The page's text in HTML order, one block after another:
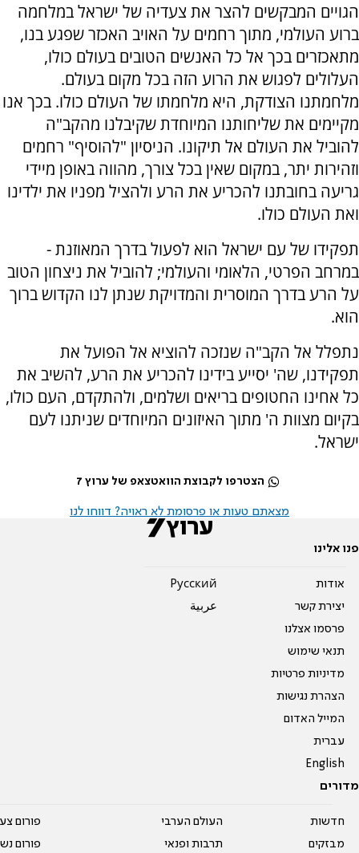
הגויים המבקשים להצר את צעדיה של ישראל במלחמה
ברוע העולמי, מתוך רחמים על האויב האכזר שפגע בנו,
מתאכזרים בכך אל כל האנשים הטובים בעולם כולו,
העלולים לפגוש את הרוע הזה בכל מקום בעולם.
מלחמתנו הצודקת, היא מלחמתו של העולם כולו. בכך אנו
מקיימים את שליחותנו המיוחדת שקיבלנו מהקב"ה
להוביל את העולם אל תיקונו. הניסיון "להוסיף" רחמים
וזהירות יתר, במקום שאין בכל צורך, מהווה באופן מיידי
גריעה בחובתנו להכריע את הרע ולהציל מפניו את ילדינו
ואת העולם כולו.
תפקידו של עם ישראל הוא לפעול בדרך המאוזנת -
במרחב הפרטי, הלאומי והעולמי; להוביל את ניצחון הטוב
על הרע בדרך המוסרית והמדויקת שנתן לנו הקדוש ברוך
הוא.
נתפלל אל הקב"ה שנזכה להוציא אל הפועל את
תפקידנו, שה' יסייע בידינו להכריע את הרע, להשיב את
כל אחינו החטופים בריאים ושלמים, ולהתקדם, העם כולו,
בקיום מצוות ה' מתוך האיזונים המיוחדים שניתנו לעם
ישראל.
הצטרפו לקבוצת הוואטצאפ של ערוץ 7
מצאתם טעות או פרסומת לא ראויה? דווחו לנו
פנו אלינו
אודות
יצירת קשר
פרסמו אצלנו
תנאי שימוש
מדיניות פרטיות
הצהרת נגישות
המייל האדום
עברית
English
Pусский
عربية
מדורים
חדשות
מבזקים
העולם הערבי
תרבות ופנאי
פורום
פורום